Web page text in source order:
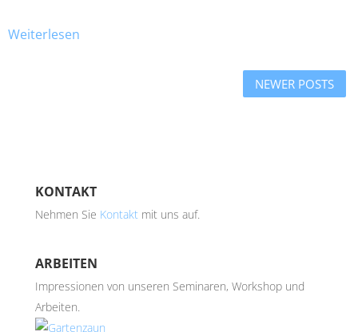
Weiterlesen
NEWER POSTS
KONTAKT
Nehmen Sie Kontakt mit uns auf.
ARBEITEN
Impressionen von unseren Seminaren, Workshop und
Arbeiten.